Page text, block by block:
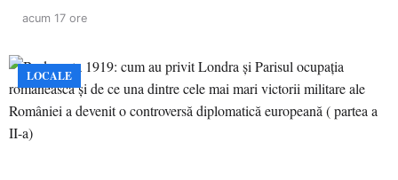
acum 17 ore
LOCALE